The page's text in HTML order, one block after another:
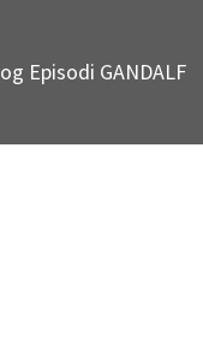
Episodi GANDALF